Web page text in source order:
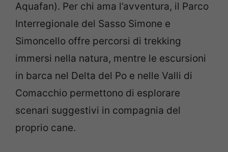
Aquafan). Per chi ama l’avventura, il Parco
Interregionale del Sasso Simone e
Simoncello offre percorsi di trekking
immersi nella natura, mentre le escursioni
in barca nel Delta del Po e nelle Valli di
Comacchio permettono di esplorare
scenari suggestivi in compagnia del
proprio cane.